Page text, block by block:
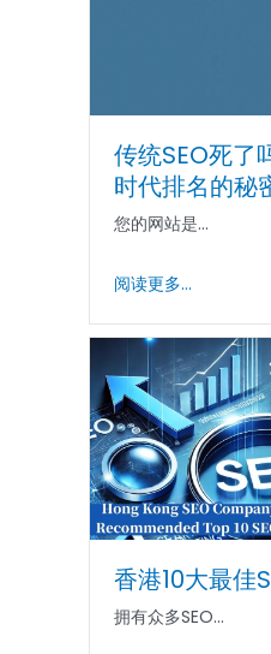
传统SEO死了
时代排名的秘
您的网站是...
阅读更多...
香港10大最佳
拥有众多SEO...